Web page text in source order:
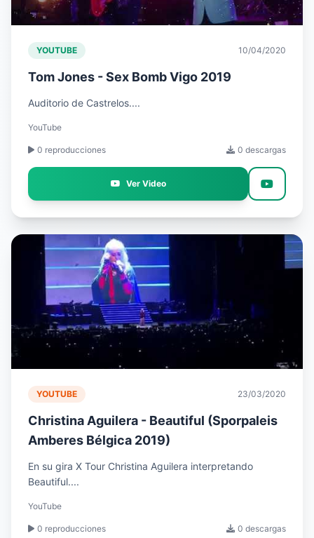
YOUTUBE 10/04/2020
Tom Jones - Sex Bomb Vigo 2019
Auditorio de Castrelos....
YouTube
0 reproducciones 0 descargas
Ver Video
YOUTUBE 23/03/2020
Christina Aguilera - Beautiful (Sporpaleis
Amberes Bélgica 2019)
En su gira X Tour Christina Aguilera interpretando
Beautiful....
YouTube
0 reproducciones 0 descargas